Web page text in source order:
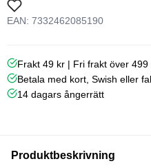
EAN: 7332462085190
Frakt 49 kr | Fri frakt över 499
Betala med kort, Swish eller
14 dagars ångerrätt
Produktbeskrivning